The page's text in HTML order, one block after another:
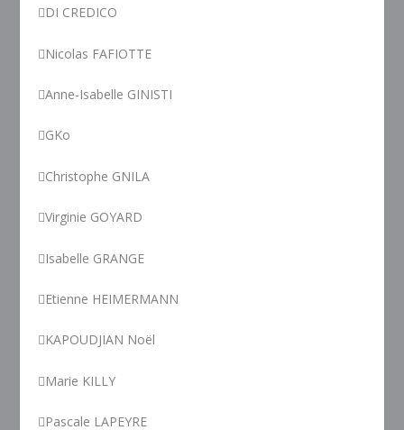
DI CREDICO
Nicolas FAFIOTTE
Anne-Isabelle GINISTI
GKo
Christophe GNILA
Virginie GOYARD
Isabelle GRANGE
Etienne HEIMERMANN
KAPOUDJIAN Noël
Marie KILLY
Pascale LAPEYRE